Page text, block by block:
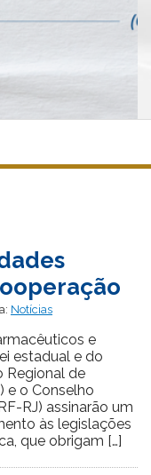
Notícias
e
estadual e do
Regional de
e o Conselho
RJ) assinarão um
às legislações
que obrigam […]